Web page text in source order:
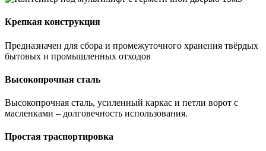
Крепкая конструкция
Предназначен для сбора и промежуточного хранения твёрдых
бытовых и промышленных отходов
Высокопрочная сталь
Высокопрочная сталь, усиленный каркас и петли ворот с
масленками – долговечность использования.
Простая траспортировка